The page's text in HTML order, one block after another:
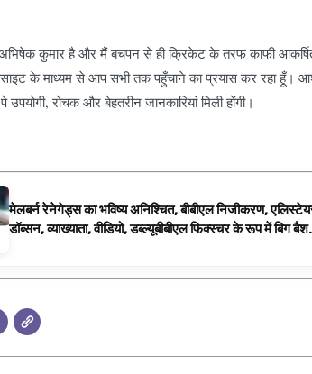
अभिषेक कुमार है और मैं बचपन से ही क्रिकेट के तरफ काफी
के माध्यम से आप सभी तक पहुँचाने का प्रयास कर रहा हूँ।
रोचक और बेहतरीन जानकारियां मिली होंगी।
मेलबर्न रेनेगेड्स का भविष्य अनिश्चित, बीबीएल निजीकरण,
डॉब्सन, व्याख्याता, वीडियो, डब्ल्यूबीबीएल फिक्स्चर के रूप में बिग बैश